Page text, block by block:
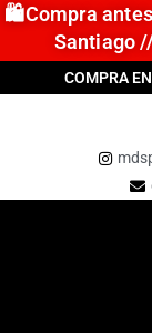
🛍️Compra
Santiago
COMPRA